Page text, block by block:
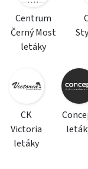
Centrum
Černý Most
letáky
CK
Victoria
letáky